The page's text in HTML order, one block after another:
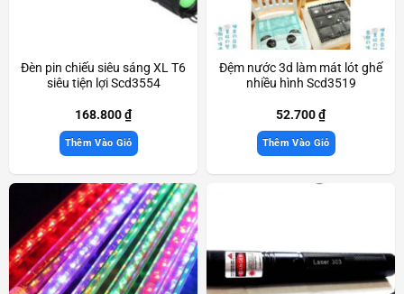
Đèn pin chiếu siêu sáng XL T6
siêu tiện lợi Scd3554
168.800₫
Thêm Vào Giỏ
Đệm nước 3d làm mát lót ghế
nhiều hình Scd3519
52.700₫
Thêm Vào Giỏ